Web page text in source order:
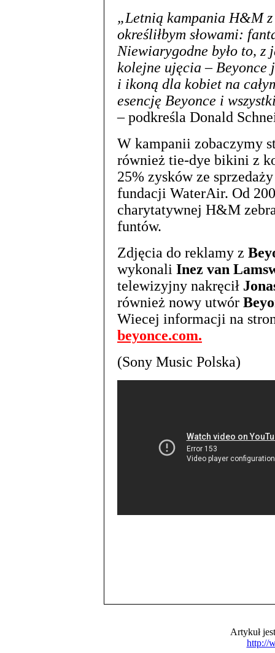
„Letnią kampania H&M
określiłbym słowami:
Niewiarygodne było to, z
kolejne ujęcia – Beyonce
i ikoną dla kobiet na
esencję Beyonce i
– podkreśla Donald
W kampanii zobaczymy
również tie-dye bikini z
25% zysków ze
fundacji WaterAir. Od
charytatywnej H&M
funtów.
Zdjęcia do reklamy z
wykonali Inez van
telewizyjny nakręcił
również nowy utwór
Wiecej informacji na
beyonce.com.
(Sony Music Polska)
Artykuł
http://